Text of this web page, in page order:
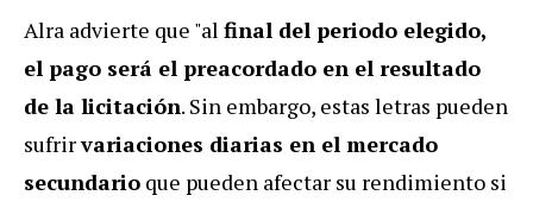
Alra advierte que "al final del periodo elegido,
el pago será el preacordado en el resultado
de la licitación. Sin embargo, estas letras pueden
sufrirvariaciones diarias en el mercado
secundario que pueden afectar su rendimiento si